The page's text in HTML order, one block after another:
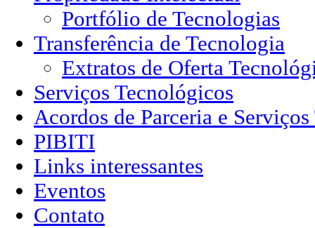
Portfólio de Tecnologias
Transferência de Tecnologia
Extratos de Oferta
Serviços Tecnológicos
Acordos de Parceria e
PIBITI
Links interessantes
Eventos
Contato